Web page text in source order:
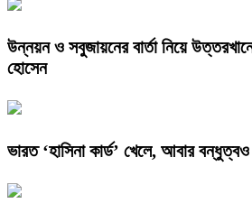
উন্নয়ন ও সবুজায়নের বার্তা নিয়ে
হোসেন
ভারত ‘হাসিনা কার্ড’ খেলে, আবার বন্ধুত্বও